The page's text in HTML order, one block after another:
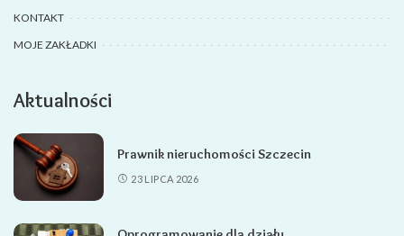
KONTAKT
MOJE ZAKŁADKI
Aktualności
Prawnik nieruchomości Szczecin
23 LIPCA 2026